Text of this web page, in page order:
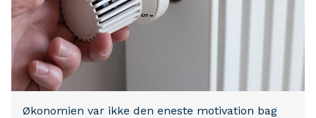
Økonomien var ikke den eneste motivation bag